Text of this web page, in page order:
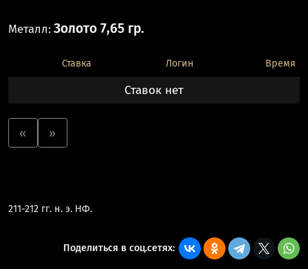
Металл: Золото 7,65 гр.
Ставка Логин Время
Ставок нет
« »
211-212 гг. н. э. ΗΦ.
Поделиться в соц.сетях: